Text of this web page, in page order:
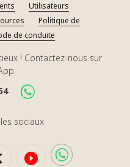
Utilisateurs
Politique de
de conduite
! Contactez-nous sur
sociaux